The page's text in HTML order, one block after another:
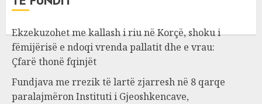
Ekzekuzohet me kallash i riu në Korçë, shoku i
fëmijërisë e ndoqi vrenda pallatit dhe e vrau:
Çfarë thonë fqinjët
Fundjava me rrezik të lartë zjarresh në 8 qarqe
paralajmëron Instituti i Gjeoshkencave,